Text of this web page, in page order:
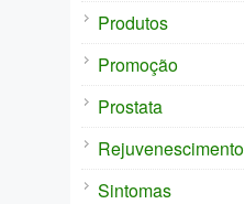
Produtos
Promoção
Prostata
Rejuvenescimento
Sintomas